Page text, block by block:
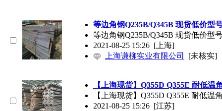
等边角钢Q235B/Q345B 现货低价型
等边角钢Q235B/Q345B 现货低价型
2021-08-25 15:26 [上海]
上海谦柳实业有限公司
[未核实]
【上海现货】Q355D Q355E 耐低温
【上海现货】Q355D Q355E 耐低温
2021-08-25 15:26 [江苏]